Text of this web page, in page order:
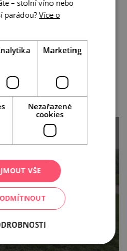
dál?
cesty u
– stolní víno nebo
parádou?Více o
Marketing
Nezařazené
cookies
VŠE